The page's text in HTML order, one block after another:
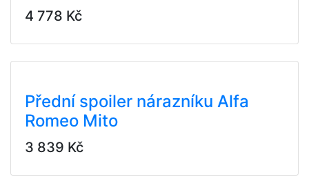
4 778 Kč
Přední spoiler nárazníku Alfa
Romeo Mito
3 839 Kč